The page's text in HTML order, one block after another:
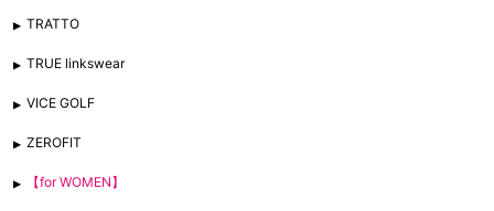
TRATTO
TRUE linkswear
VICE GOLF
ZEROFIT
【for WOMEN】